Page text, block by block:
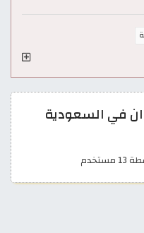
ان في السعودية